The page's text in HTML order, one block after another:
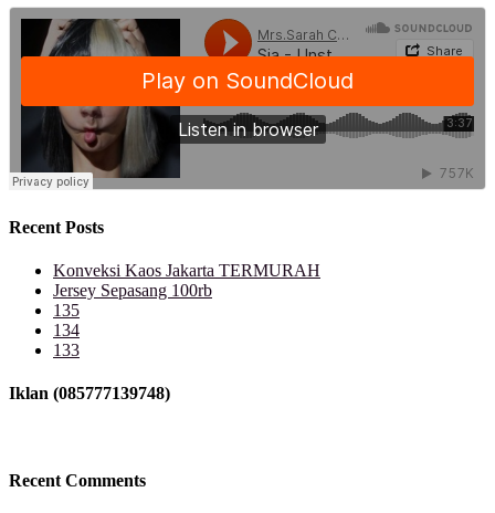
Recent Posts
Konveksi Kaos Jakarta TERMURAH
Jersey Sepasang 100rb
135
134
133
Iklan (085777139748)
Recent Comments